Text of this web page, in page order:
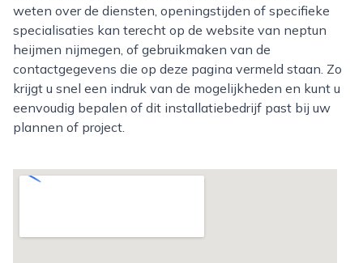
weten over de diensten, openingstijden of specifieke
specialisaties kan terecht op de website van neptun
heijmen nijmegen, of gebruikmaken van de
contactgegevens die op deze pagina vermeld staan. Zo
krijgt u snel een indruk van de mogelijkheden en kunt u
eenvoudig bepalen of dit installatiebedrijf past bij uw
plannen of project.